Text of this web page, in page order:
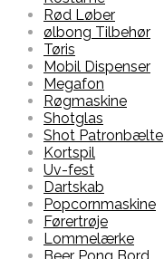
Rød Løber
ølbong Tilbehør
Tøris
Mobil Dispenser
Megafon
Røgmaskine
Shotglas
Shot Patronbælte
Kortspil
Uv-fest
Dartskab
Popcornmaskine
Førertrøje
Lommelærke